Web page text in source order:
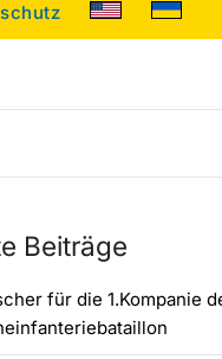
Beiträge
für die 1.Kompanie